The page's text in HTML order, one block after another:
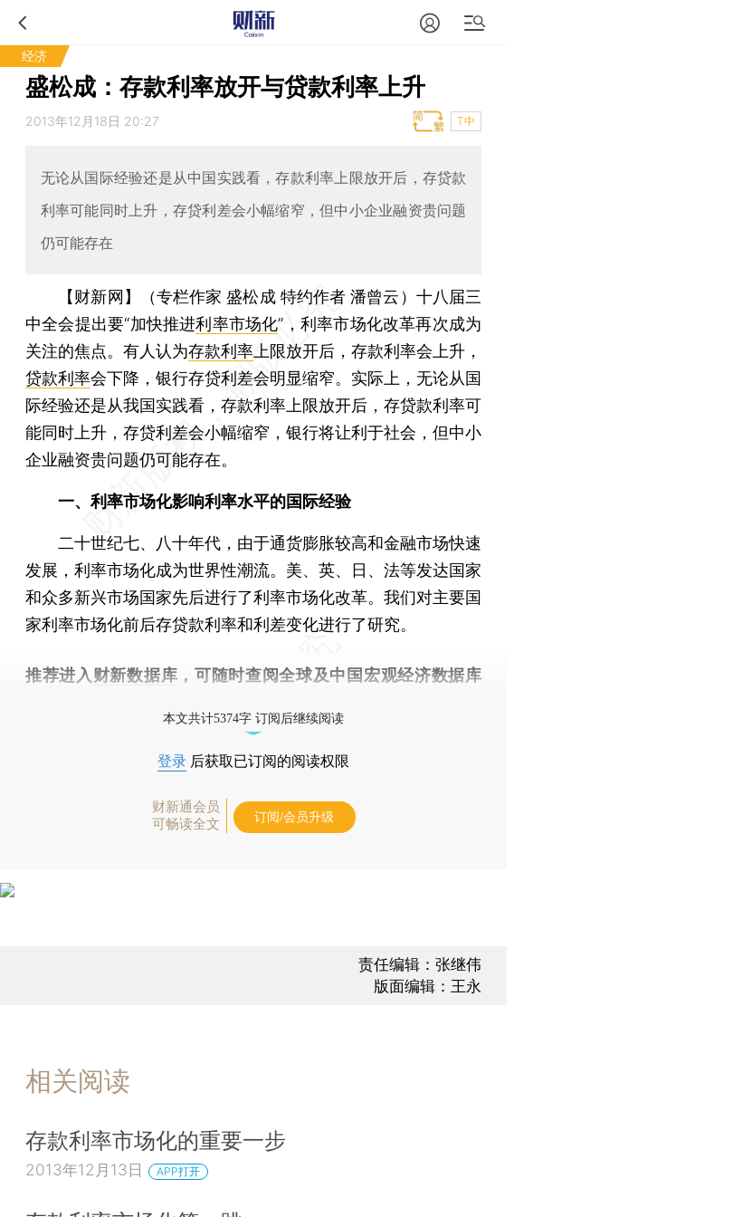
经济
盛松成：存款利率放开与贷款利率上升
2013年12月18日 20:27 T中
无论从国际经验还是从中国实践看，存款利率上限放开后，存贷款
利率可能同时上升，存贷利差会小幅缩窄，但中小企业融资贵问题
仍可能存在
【财新网】（专栏作家 盛松成 特约作者 潘曾云） 十八届三
中全会提出要“加快推进利率市场化”，利率市场化改革再次成为
关注的焦点。有人认为存款利率 上限放开后，存款利率会上升，
贷款利率会下降，银行存贷利差会明显缩窄。实际上，无论从国
际经验还是从我国实践看，存款利率上限放开后，存贷款利率可
能同时上升，存贷利差会小幅缩窄，银行将让利于社会，但中小
企业融资贵问题仍可能存在。
一、利率市场化影响利率水平的国际经验
二十世纪七、八十年代，由于通货膨胀较高和金融市场快速
发展，利率市场化成为世界性潮流。美、英、日、法等发达国家
和众多新兴市场国家先后进行了利率市场化改革。我们对主要国
家利率市场化前后存贷款利率和利差变化进行了研究。
推荐进入 财新数据库 ，可随时查阅全球及中国宏观经济数据库
本文共计5374字 订阅后继续阅读
登录 后获取已订阅的阅读权限
财新通会员
可畅读全文
订阅/会员升级
责任编辑：张继伟
版面编辑：王永
相关阅读
存款利率市场化的重要一步
2013年12月13日 APP打开